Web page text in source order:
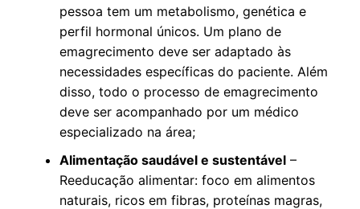
pessoa tem um metabolismo, genética e
perfil hormonal únicos. Um plano de
emagrecimento deve ser adaptado às
necessidades específicas do paciente. Além
disso, todo o processo de emagrecimento
deve ser acompanhado por um médico
especializado na área;
Alimentação saudável e sustentável–
Reeducação alimentar: foco em alimentos
naturais, ricos em fibras, proteínas magras,